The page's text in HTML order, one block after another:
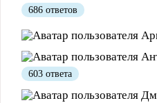
Полезно 1 Не очень
686 ответов
603 ответа